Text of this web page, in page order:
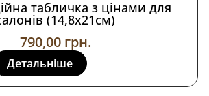
табличка з цінами для
(14,8х21см)
790,00 грн.
Детальніше